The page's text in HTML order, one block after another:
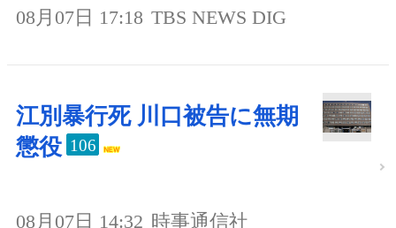
08月07日 17:18 TBS NEWS DIG
江別暴行死 川口被告に無期
懲役 106
08月07日 14:32 時事通信社